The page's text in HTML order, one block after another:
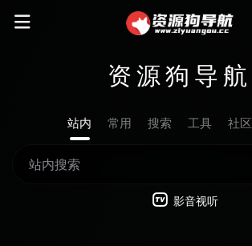
资源狗导航
站内 常用 搜索 工具 社区
影音视听